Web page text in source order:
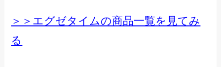
＞＞エグゼタイムの商品一覧を見てみ
る